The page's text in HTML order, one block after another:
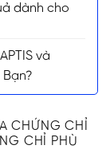
dành cho
và
Bạn?
CHỨNG CHỈ
CHỈ PHÙ